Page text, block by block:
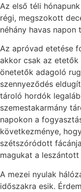
Az első téli
régi, megszokott
néhány havas napon
Az apróvad etetése
akkor csak az etetők
önetetők adagoló
szennyeződés
tároló hordók
szemestakarmány
napokon a
következménye,
szétszóródott
magukat a
A mezei nyulak
időszakra esik.